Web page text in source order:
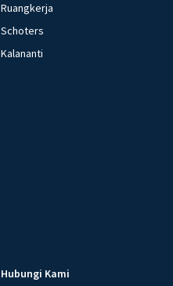
Ruangkerja
Schoters
Kalananti
Hubungi Kami